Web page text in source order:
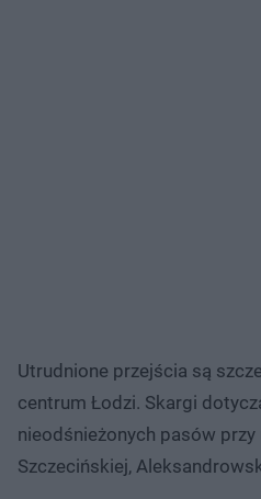
Utrudnione przejścia są
centrum Łodzi. Skargi
nieodśnieżonych pasów przy
Szczecińskiej,